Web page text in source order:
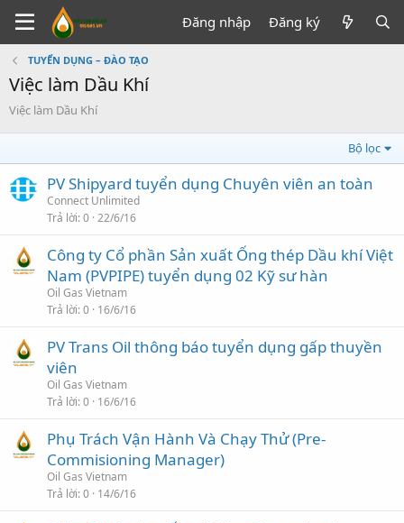
Đăng nhập Đăng ký
TUYỂN DỤNG – ĐÀO TẠO
Việc làm Dầu Khí
Việc làm Dầu Khí
Bộ lọc
PV Shipyard tuyển dụng Chuyên viên an toàn
Connect Unlimited
Trả lời 0 22/6/16
Công ty Cổ phần Sản xuất Ống thép Dầu khí Việt
Nam (PVPIPE) tuyển dụng 02 Kỹ sư hàn
Oil Gas Vietnam
Trả lời 0 16/6/16
PV Trans Oil thông báo tuyển dụng gấp thuyền
viên
Oil Gas Vietnam
Trả lời 0 16/6/16
Phụ Trách Vận Hành Và Chạy Thử (Pre-
Commisioning Manager)
Oil Gas Vietnam
Trả lời 0 14/6/16